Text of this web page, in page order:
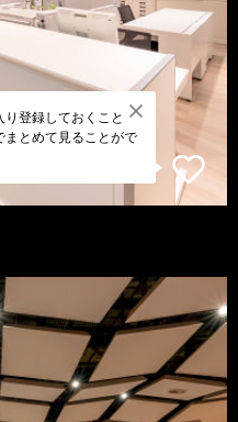
り登録しておくこと
まとめて見ることがで